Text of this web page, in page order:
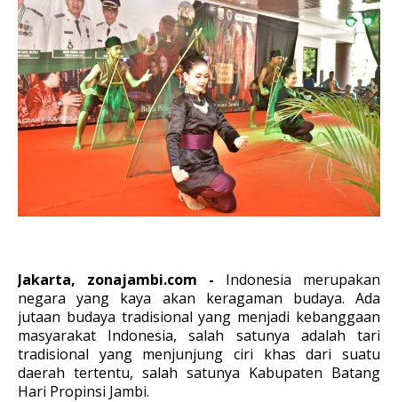
Jakarta, zonajambi.com - Indonesia merupakan
negara yang kaya akan keragaman budaya. Ada
jutaan budaya tradisional yang menjadi kebanggaan
masyarakat Indonesia, salah satunya adalah tari
tradisional yang menjunjung ciri khas dari suatu
daerah tertentu, salah satunya Kabupaten Batang
Hari Propinsi Jambi.